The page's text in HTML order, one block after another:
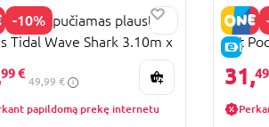
-10%pripučiamas plaustas-
Tidal Wave Shark 3.10m x
41124
99 €
49,99 €
papildomą prekę internetu
E-
Art
1.88m,
31,